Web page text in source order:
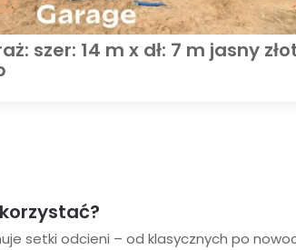
szer: 14 m x dł: 7 m jasny
setki odcieni – od klasycznych po